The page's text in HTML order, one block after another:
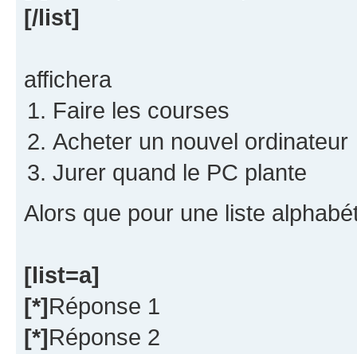
[/list]
affichera
Faire les courses
Acheter un nouvel ordinateur
Jurer quand le PC plante
Alors que pour une liste
[list=a]
[*]Réponse 1
[*]Réponse 2